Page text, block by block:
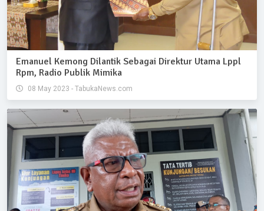
Emanuel Kemong Dilantik Sebagai Direktur Utama Lppl
Rpm, Radio Publik Mimika
08 May 2023 - TabukaNews.com